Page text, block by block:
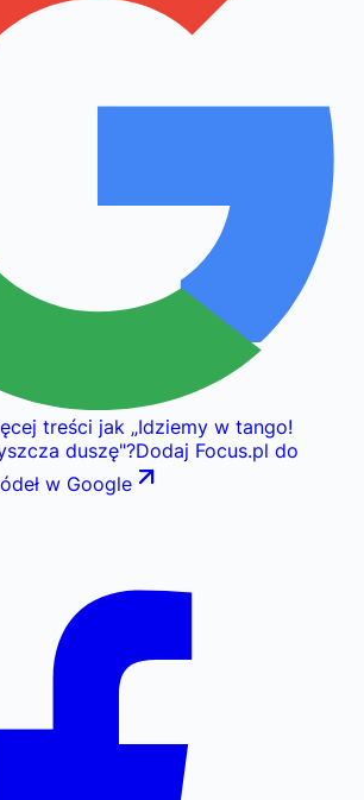
treści jak „Idziemy w tango!
duszę"?Dodaj Focus.pl do
w Google